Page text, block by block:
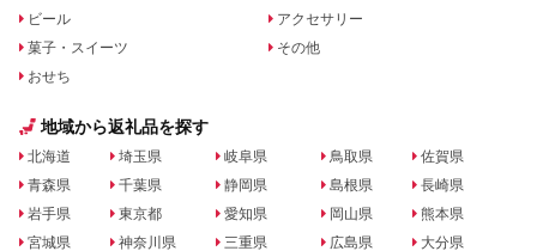
ビール
菓子・スイーツ
おせち
アクセサリー
その他
地域から返礼品を探す
北海道
青森県
岩手県
宮城県
埼玉県
千葉県
東京都
神奈川県
岐阜県
静岡県
愛知県
三重県
鳥取県
島根県
岡山県
広島県
佐賀県
長崎県
熊本県
大分県